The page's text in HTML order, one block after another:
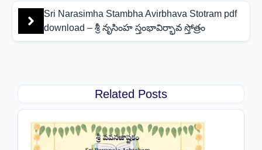
Sri Narasimha Stambha Avirbhava Stotram pdf
download – శ్రీ నృసింహ స్తంభావిర్భావ స్తోత్రం
Related Posts